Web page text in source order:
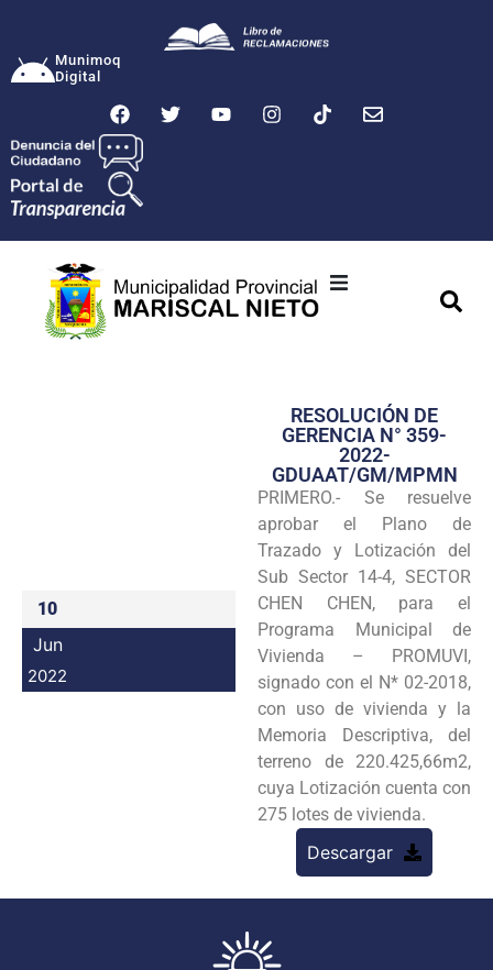
Munimoq
Digital
Transparencia
Seguridad
Programas
Intranet
10
Jun
2022
RESOLUCIÓN DE
GERENCIA N° 359-
2022-
GDUAAT/GM/MPMN
PRIMERO.- Se resuelve
aprobar el Plano de
Trazado y Lotización del
Sub Sector 14-4, SECTOR
CHEN CHEN, para el
Programa Municipal de
Vivienda – PROMUVI,
signado con el N* 02-2018,
con uso de vivienda y la
Memoria Descriptiva, del
terreno de 220.425,66m2,
cuya Lotización cuenta con
275 lotes de vivienda.
Descargar